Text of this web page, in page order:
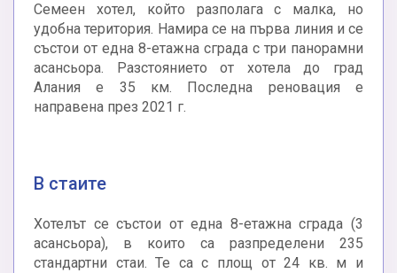
Семеен хотел, който разполага с малка, но
удобна територия. Намира се на първа линия и се
състои от една 8-етажна сграда с три панорамни
асансьора. Разстоянието от хотела до град
Алания е 35 км. Последна реновация е
направена през 2021 г.
В стаите
Хотелът се състои от една 8-етажна сграда (3
асансьора), в които са разпределени 235
стандартни стаи. Те са с площ от 24 кв. м и